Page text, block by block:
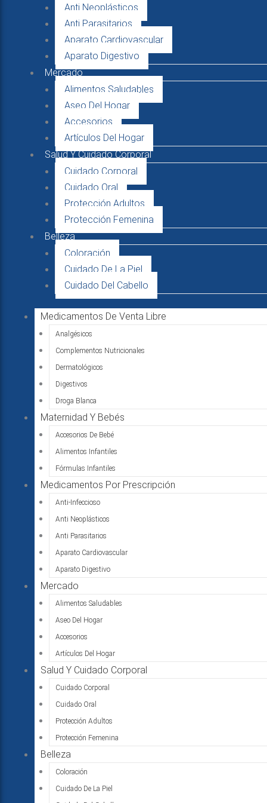
Anti Neoplásticos
Anti Parasitarios
Aparato Cardiovascular
Aparato Digestivo
Mercado
Alimentos Saludables
Aseo Del Hogar
Accesorios
Artículos Del Hogar
Salud Y Cuidado Corporal
Cuidado Corporal
Cuidado Oral
Protección Adultos
Protección Femenina
Belleza
Coloración
Cuidado De La Piel
Cuidado Del Cabello
Medicamentos De Venta Libre
Analgésicos
Complementos Nutricionales
Dermatológicos
Digestivos
Droga Blanca
Maternidad Y Bebés
Accesorios De Bebé
Alimentos Infantiles
Fórmulas Infantiles
Medicamentos Por Prescripción
Anti-Infeccioso
Anti Neoplásticos
Anti Parasitarios
Aparato Cardiovascular
Aparato Digestivo
Mercado
Alimentos Saludables
Aseo Del Hogar
Accesorios
Artículos Del Hogar
Salud Y Cuidado Corporal
Cuidado Corporal
Cuidado Oral
Protección Adultos
Protección Femenina
Belleza
Coloración
Cuidado De La Piel